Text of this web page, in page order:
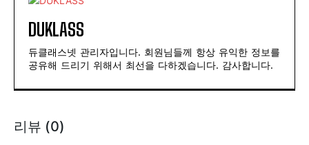
DUKLASS
듀클래스넷 관리자입니다. 회원님들께 항상 유익한 정보를
공유해 드리기 위해서 최선을 다하겠습니다. 감사합니다.
리뷰 (0)